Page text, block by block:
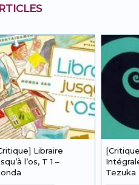
Libraire
l’os, T 1 –
Tezuka